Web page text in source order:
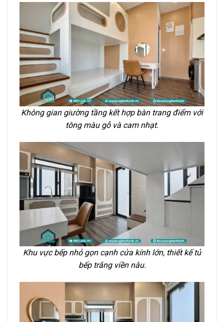
Không gian giường tầng kết hợp bàn trang điểm với
tông màu gỗ và cam nhạt.
Khu vực bếp nhỏ gọn cạnh cửa kính lớn, thiết kế tủ
bếp trắng viền nâu.